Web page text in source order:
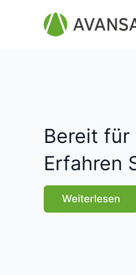
Uwe
Bereit für
Erfahren
Weiterlesen